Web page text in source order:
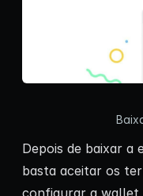
Depois de baixar a
basta aceitar os